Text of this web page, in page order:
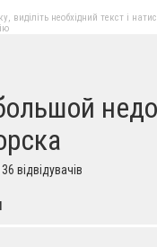
необхідний текст і
відвідувачів